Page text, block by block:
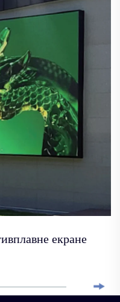
екране